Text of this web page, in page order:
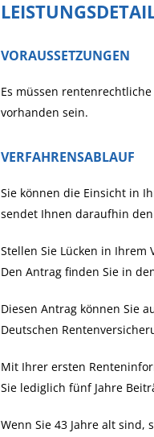
VORAUSSETZUNGEN
Es müssen
vorhanden sein.
VERFAHRENSABLAUF
Sie können die Einsicht in
sendet Ihnen daraufhin
Stellen Sie Lücken in
Den Antrag finden Sie in
Diesen Antrag können Sie
Deutschen
Mit Ihrer ersten
Sie lediglich fünf Jahre
Wenn Sie 43 Jahre alt